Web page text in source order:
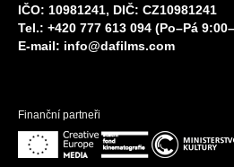
IČO: 10981241, DIČ: CZ10981241
Tel.: +420 777 613 094 (Po–Pá
E-mail: info@dafilms.com
Finanční partneři